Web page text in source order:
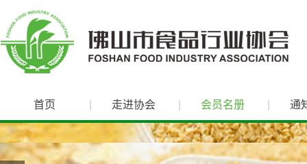
首页 走进协会 会员名册 通